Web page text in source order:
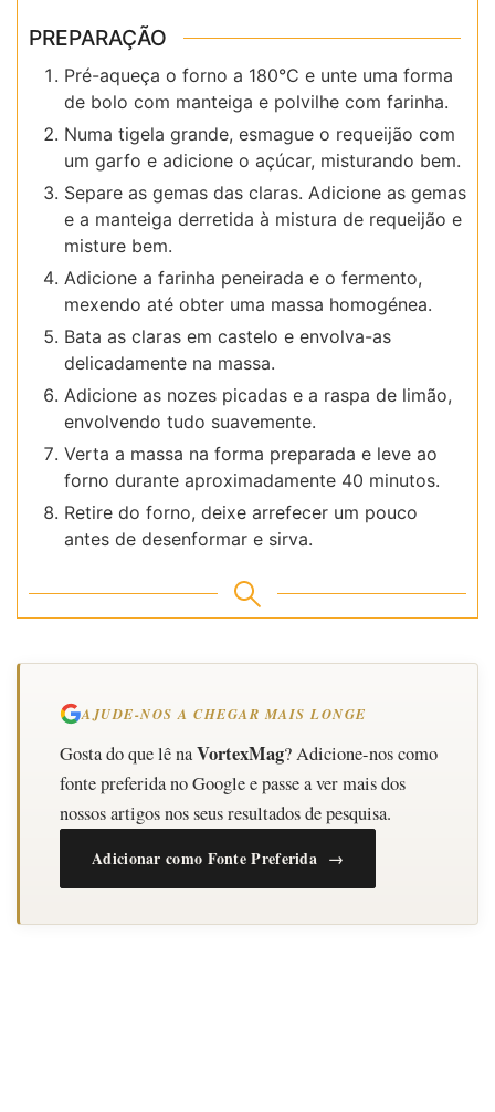
PREPARAÇÃO
Pré-aqueça o forno a 180°C e unte uma forma
de bolo com manteiga e polvilhe com farinha.
Numa tigela grande, esmague o requeijão com
um garfo e adicione o açúcar, misturando bem.
Separe as gemas das claras. Adicione as gemas
e a manteiga derretida à mistura de requeijão e
misture bem.
Adicione a farinha peneirada e o fermento,
mexendo até obter uma massa homogénea.
Bata as claras em castelo e envolva-as
delicadamente na massa.
Adicione as nozes picadas e a raspa de limão,
envolvendo tudo suavemente.
Verta a massa na forma preparada e leve ao
forno durante aproximadamente 40 minutos.
Retire do forno, deixe arrefecer um pouco
antes de desenformar e sirva.
AJUDE-NOS A CHEGAR MAIS LONGE
Gosta do que lê naVortexMag? Adicione-nos como
fonte preferida no Google e passe a ver mais dos
nossos artigos nos seus resultados de pesquisa.
Adicionar como Fonte Preferida →